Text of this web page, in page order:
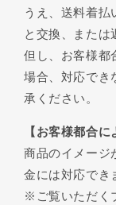
うえ、送料着払
と交換、または
但し、お客様都
場合、対応でき
承ください。
【お客様都合に
商品のイメージ
金には対応でき
※ご覧いただく